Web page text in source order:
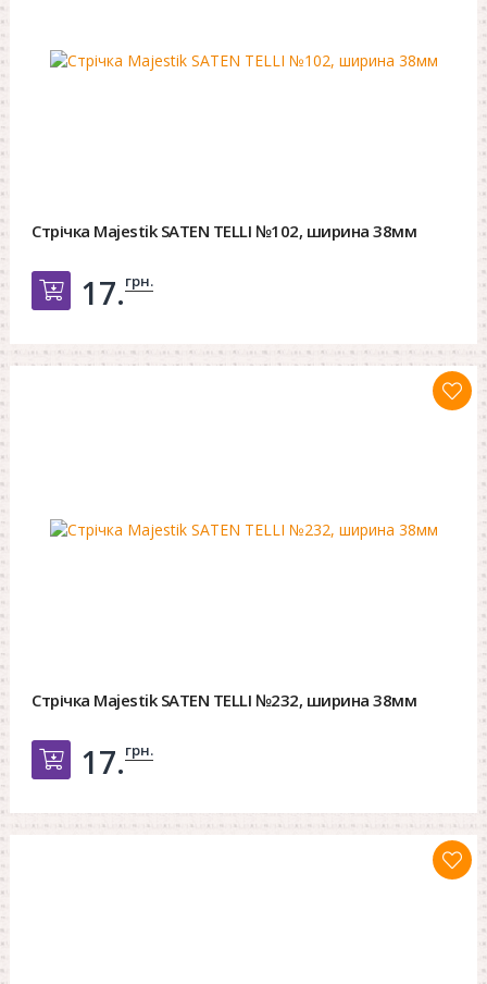
Стрічка Majestik SATEN TELLI №102, ширина 38мм
Добавить в корзину
17.грн.
Стрічка Majestik SATEN TELLI №232, ширина 38мм
Добавить в корзину
17.грн.